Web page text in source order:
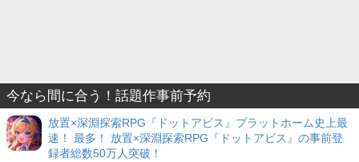
今なら間に合う！話題作事前予約
放置×深淵探索RPG『ドットアビス』プラットホーム史上最
速！ 最多！ 放置×深淵探索RPG『ドットアビス』の事前登
録者総数50万人突破！